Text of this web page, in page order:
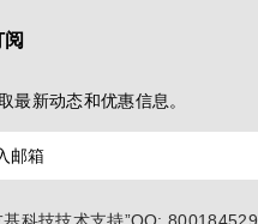
最新动态和优惠信息。